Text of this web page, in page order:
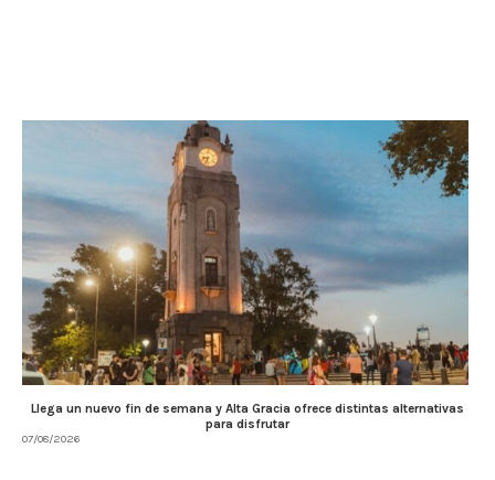
Llega un nuevo fin de semana y Alta Gracia ofrece distintas alternativas
para disfrutar
07/08/2026